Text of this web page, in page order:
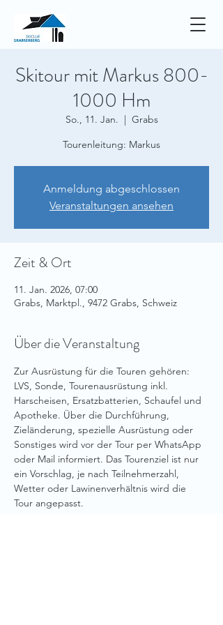
Skitour mit Markus 800-
1000 Hm
So., 11. Jan.
  |
Grabs
Tourenleitung: Markus
Anmeldung abgeschlossen
Veranstaltungen ansehen
Zeit & Ort
11. Jan. 2026, 07:00
Grabs, Marktpl., 9472 Grabs, Schweiz
Über die Veranstaltung
Zur Ausrüstung für die Touren gehören:
LVS, Sonde, Tourenausrüstung inkl.
Harscheisen, Ersatzbatterien, Schaufel und
Apotheke. Über die Durchführung,
Zieländerung, spezielle Ausrüstung oder
Sonstiges wird vor der Tour per WhatsApp
oder Mail informiert. Das Tourenziel ist nur
ein Vorschlag, je nach Teilnehmerzahl,
Wetter oder Lawinenverhältnis wird die
Tour angepasst.